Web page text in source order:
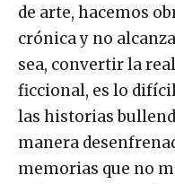
de arte, hacemos
crónica y no
sea, convertir la
ficcional, es lo
las historias
manera
memorias que no